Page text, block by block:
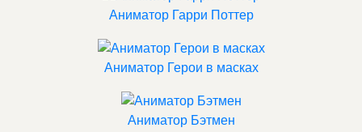
Аниматор Гарри Поттер
Аниматор Герои в масках
Аниматор Бэтмен